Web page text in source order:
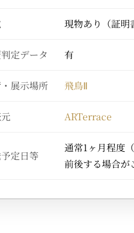
現物あり（証明
定データ 有
展示場所 飛鳥Ⅱ
ARTerrace
定日等
通常1ヶ月程度
前後する場合が